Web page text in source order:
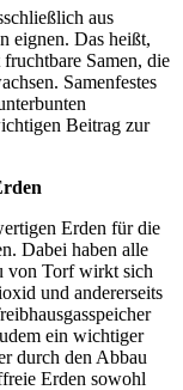
aus
eignen. Das heißt,
Samen, die
Samenfestes
Beitrag zur
Erden für die
Dabei haben alle
von Torf wirkt sich
und andererseits
ein wichtiger
durch den Abbau
Erden sowohl